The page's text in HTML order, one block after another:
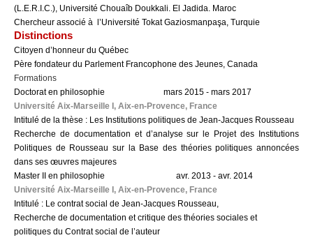
(L.E.R.I.C.), Université Chouaîb Doukkali. El Jadida. Maroc
Chercheur associé à l’Université Tokat Gaziosmanpaşa, Turquie
Distinctions
Citoyen d’honneur du Québec
Père fondateur du Parlement Francophone des Jeunes, Canada
Formations
Doctorat en philosophie mars 2015 - mars 2017
Université Aix-Marseille I, Aix-en-Provence, France
Intitulé de la thèse : Les Institutions politiques de Jean-Jacques Rousseau
Recherche de documentation et d’analyse sur le Projet des Institutions
Politiques de Rousseau sur la Base des théories politiques annoncées
dans ses œuvres majeures
Master II en philosophie avr. 2013 - avr. 2014
Université Aix-Marseille I, Aix-en-Provence, France
Intitulé : Le contrat social de Jean-Jacques Rousseau,
Recherche de documentation et critique des théories sociales et
politiques du Contrat social de l’auteur